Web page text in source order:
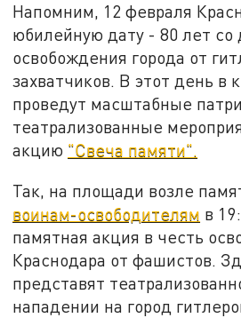
Напомним, 12 февраля
юбилейную дату - 80 лет со
освобождения города от
захватчиков. В этот день в
проведут масштабные
театрализованные
акцию "Свеча памяти".
Так, на площади возле
воинам-освободителям в
памятная акция в честь
Краснодара от фашистов.
представят
нападении на город